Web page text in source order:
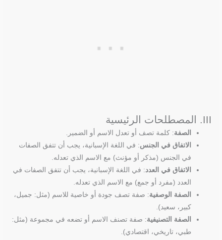
III. المصطلحات الرئيسية
الصفة: كلمة تصف أو تعدل الاسم أو الضمير.
الاتفاق في الجنس: في اللغة الإسبانية، يجب أن تتفق الصفات
في الجنس (مذكر أو مؤنث) مع الاسم الذي تعدله.
الاتفاق في العدد: في اللغة الإسبانية، يجب أن تتفق الصفات في
العدد (مفرد أو جمع) مع الاسم الذي تعدله.
الصفة الوصفية: صفة تصف جودة أو خاصية للاسم (مثل: جميل،
كبير، سعيد).
الصفة التصنيفية: صفة تصنف الاسم أو تضعه في مجموعة (مثل:
طبي، تاريخي، اقتصادي).